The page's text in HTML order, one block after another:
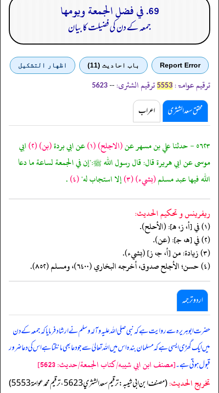
69. في فضل الجمعة ويومها
جمعہ کے دن کی فضیلت کا بیان
Report Error باب احادیث (11) اظهار التشكيل
ترقیم عوامۃ: 5553 ترقیم الشثری: --
5623
محقق سعد الشثری اعراب
٥٦٢٣ - حدثنا علي بن مسهر عن (الاجلح)(١) عن ابي بردة(بن)(٢) ابي
موسى عن ابي هريرة قال: قال رسول الله ﷺ:"إن في الجمعة لساعة ما دعا
الله فيها عبد مسلم(بشيء)(٣) إلا استجاب له"(٤) .
ريفرينس و تحكيم الحدیث:
(١) في [أ، ز، هـ]: (الأحلح).
(٢) في [هـ، جـ]: (عن).
(٣) زيادة: من [أ، جـ، ز] (بشيء).
(٤) حسن؛ الأجلح صدوق، أخرجه البخاري (٦٤٠٠)، ومسلم (٨٥٢).
اردو ترجمہ
حضرت ابوہریرہ سے روایت ہے کہ نبی صلی اللہ علیہ وآلہ وسلم نے ارشاد فرمایا کہ جمعہ کے دن
میں ایک گھڑی ایسی ہے کہ مسلمان بندہ اس میں اللہ تعالیٰ سے جو دعا بھی مانگتا ہے اس کی دعا ضرور
قبول ہوتی ہے۔[مصنف ابن ابي شيبه/كتاب الجمعة/حدیث: 5623]
تخریج الحدیث:(مصنف ابن ابي شيبه: ترقيم سعد الشثري 5623، ترقيم محمد عوامة 5553)